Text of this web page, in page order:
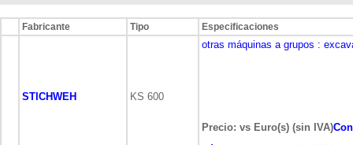
Fabricante Tipo Especificaciones
STICHWEH KS 600
otras máquinas a grupos :
Precio: vs Euro(s) (sin IVA)